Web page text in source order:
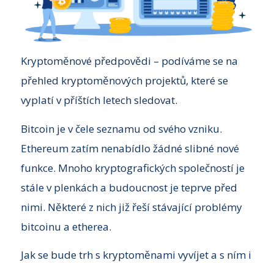
Kryptoměnové předpovědi – podíváme se na
přehled kryptoměnových projektů, které se
vyplatí v příštích letech sledovat.
Bitcoin je v čele seznamu od svého vzniku.
Ethereum zatím nenabídlo žádné slibné nové
funkce. Mnoho kryptografických společností je
stále v plenkách a budoucnost je teprve před
nimi. Některé z nich již řeší stávající problémy
bitcoinu a etherea.
Jak se bude trh s kryptoměnami vyvíjet a s ním i